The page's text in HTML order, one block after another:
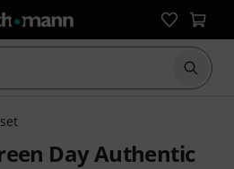
Suche
Day Authentic